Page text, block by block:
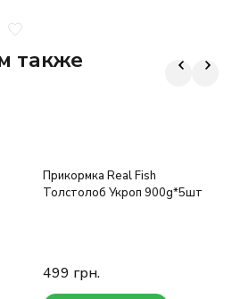
также
Прикормка Real Fish
Толстолоб Укроп 900g*5шт
499 грн.